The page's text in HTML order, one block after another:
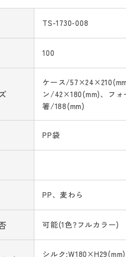
TS-1730-008
100
ケース/
ン/42×180(mm)、フ
箸/188(mm)
PP袋
PP、麦わら
可能(1色?フルカラー)
シルク